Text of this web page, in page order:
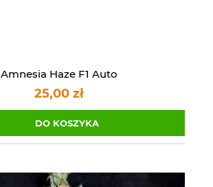
Amnesia Haze F1 Auto
25,00 zł
DO KOSZYKA